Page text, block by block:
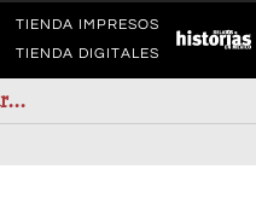
TIENDA IMPRESOS
TIENDA DIGITALES